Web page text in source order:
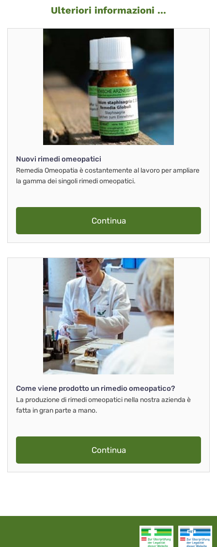
Ulteriori informazioni ...
Nuovi rimedi omeopatici
Remedia Omeopatia è costantemente al lavoro per ampliare
la gamma dei singoli rimedi omeopatici.
Continua
Come viene prodotto un rimedio omeopatico?
La produzione di rimedi omeopatici nella nostra azienda è
fatta in gran parte a mano.
Continua